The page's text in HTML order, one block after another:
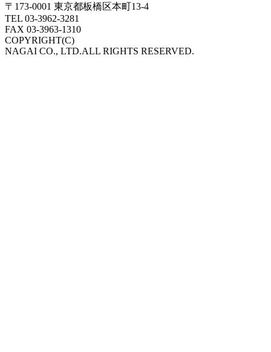
〒173-0001 東京都板橋区本町13-4
TEL 03-3962-3281
FAX 03-3963-1310
COPYRIGHT(C)
NAGAI CO., LTD.ALL RIGHTS RESERVED.